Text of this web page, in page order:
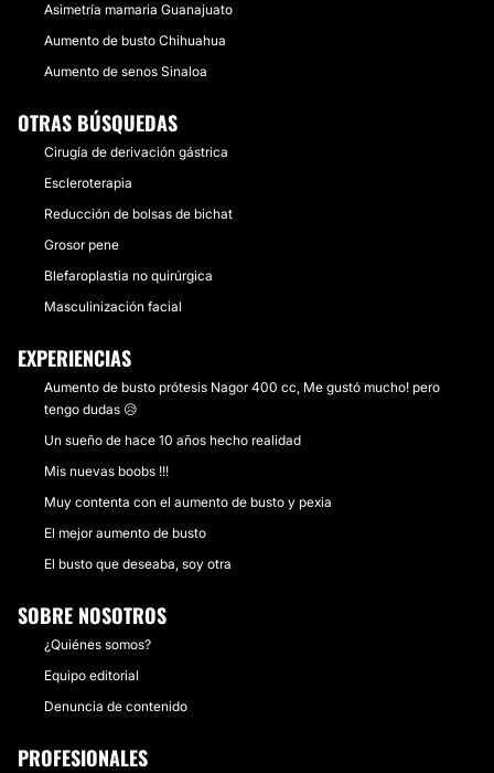
Asimetría mamaria Guanajuato
Aumento de busto Chihuahua
Aumento de senos Sinaloa
OTRAS BÚSQUEDAS
Cirugía de derivación gástrica
Escleroterapia
Reducción de bolsas de bichat
Grosor pene
Blefaroplastia no quirúrgica
Masculinización facial
EXPERIENCIAS
Aumento de busto prótesis Nagor 400 cc, Me gustó mucho! pero
tengo dudas 😥
Un sueño de hace 10 años hecho realidad
Mis nuevas boobs !!!
Muy contenta con el aumento de busto y pexia
El mejor aumento de busto
El busto que deseaba, soy otra
SOBRE NOSOTROS
¿Quiénes somos?
Equipo editorial
Denuncia de contenido
PROFESIONALES